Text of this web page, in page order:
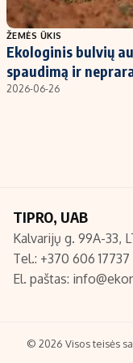
Populiarios temos
Investavimas
Akcijų rinka
Redakcija
Turinio žymėjimo
ŽEMĖS ŪKIS
Ekologinis bulvių
spaudimą ir
2026-06-26
TIPRO, UAB
Kalvarijų g. 99A-33,
Tel.: +370 606 17737
El. paštas:
© 2026 Visos teisės